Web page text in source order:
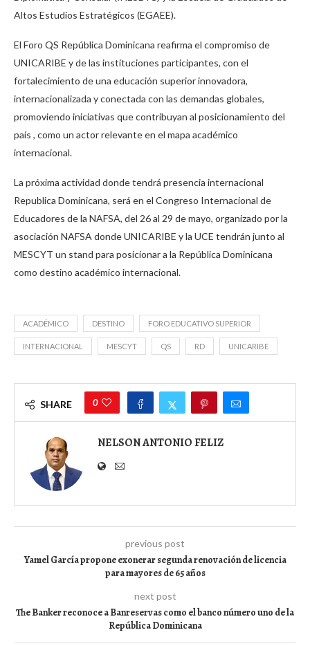
Altos Estudios Estratégicos (EGAEE).
El Foro QS República Dominicana reafirma el compromiso de
UNICARIBE y de las instituciones participantes, con el
fortalecimiento de una educación superior innovadora,
internacionalizada y conectada con las demandas globales,
promoviendo iniciativas que contribuyan al posicionamiento del
país , como un actor relevante en el mapa académico
internacional.
La próxima actividad donde tendrá presencia internacional
Republica Dominicana, será en el Congreso Internacional de
Educadores de la NAFSA, del 26 al 29 de mayo, organizado por la
asociación NAFSA donde UNICARIBE y la UCE tendrán junto al
MESCYT un stand para posicionar a la República Dominicana
como destino académico internacional.
ACADÉMICO DESTINO FORO EDUCATIVO SUPERIOR
INTERNACIONAL MESCYT QS RD UNICARIBE
SHARE 0
NELSON ANTONIO FELIZ
previous post
Yamel García propone exonerar segunda renovación de licencia
para mayores de 65 años
next post
The Banker reconoce a Banreservas como el banco número uno de la
República Dominicana